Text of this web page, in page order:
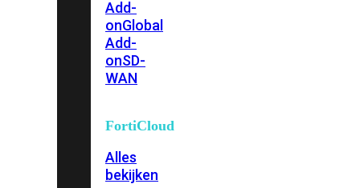
Add-
onGlobal
Add-
onSD-
WAN
FortiCloud
Alles
bekijken